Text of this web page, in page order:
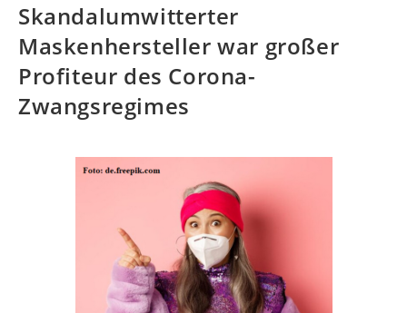
Skandalumwitterter
Maskenhersteller war großer
Profiteur des Corona-
Zwangsregimes